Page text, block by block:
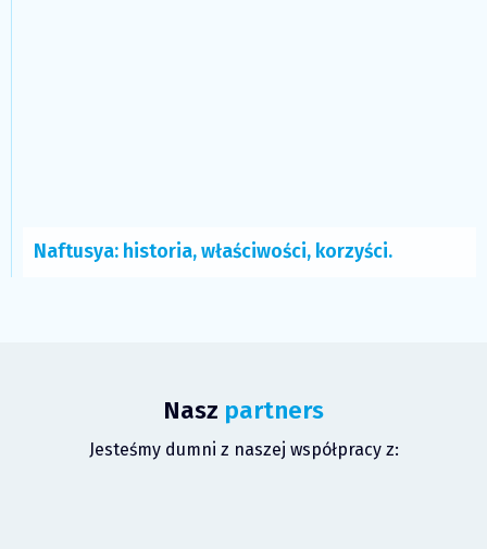
Naftusya: historia, właściwości, korzyści.
Nasz partners
Jesteśmy dumni z naszej współpracy z: